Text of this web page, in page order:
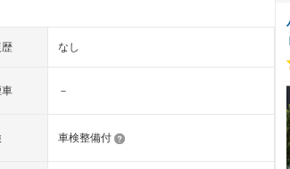
なし
－
車検整備付